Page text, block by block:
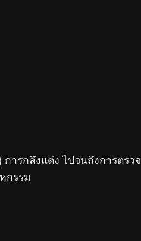
การกลึงแต่ง ไปจนถึงการต
กรรม